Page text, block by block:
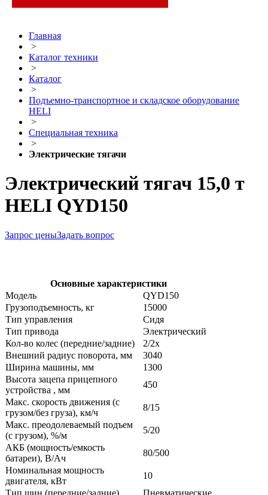
Главная
>
Каталог техники
>
Каталог
>
Подъемно-транспортное и складское оборудование
HELI
>
Специальная техника
>
Электрические тягачи
Электрический тягач 15,0 т
HELI QYD150
Запрос ценыЗадать вопрос
Основные характеристики
Модель
QYD150
Грузоподъемность, кг
15000
Тип управления
Сидя
Тип привода
Электрический
Кол-во колес (передние/задние)
2/2x
Внешний радиус поворота, мм
3040
Ширина машины, мм
1300
Высота зацепа прицепного
устройства , мм
450
Макс. скорость движения (с
грузом/без груза), км/ч
8/15
Макс. преодолеваемый подъем
(с грузом), %/м
5/20
АКБ (мощность/емкость
батареи), В/Ач
80/500
Номинальная мощность
двигателя, кВт
10
Тип шин (передние/задние)
Пневматические